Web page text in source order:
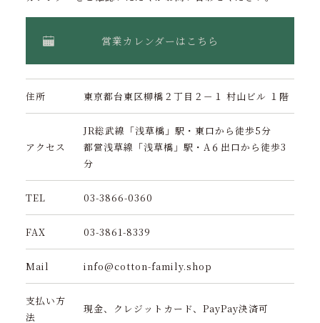
営業カレンダーはこちら
住所 東京都台東区柳橋２丁目２－１ 村山ビル １階
アクセス
JR総武線「浅草橋」駅・東口から徒歩5分
都営浅草線「浅草橋」駅・A６出口から徒歩3
分
TEL 03-3866-0360
FAX 03-3861-8339
Mail info@cotton-family.shop
支払い方
法
現金、クレジットカード、PayPay決済可